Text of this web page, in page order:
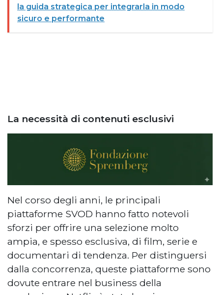
la guida strategica per integrarla in modo
sicuro e performante
La necessità di contenuti esclusivi
Nel corso degli anni, le principali
piattaforme SVOD hanno fatto notevoli
sforzi per offrire una selezione molto
ampia, e spesso esclusiva, di film, serie e
documentari di tendenza. Per distinguersi
dalla concorrenza, queste piattaforme sono
dovute entrare nel business della